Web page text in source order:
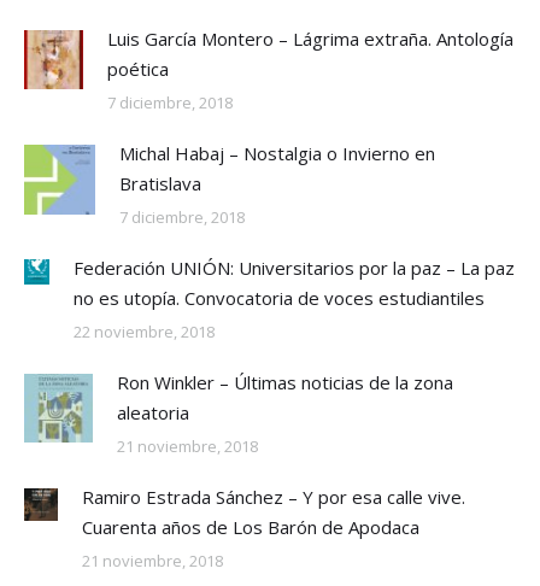
Luis García Montero – Lágrima extraña. Antología
poética
7 diciembre, 2018
Michal Habaj – Nostalgia o Invierno en
Bratislava
7 diciembre, 2018
Federación UNIÓN: Universitarios por la paz – La paz
no es utopía. Convocatoria de voces estudiantiles
22 noviembre, 2018
Ron Winkler – Últimas noticias de la zona
aleatoria
21 noviembre, 2018
Ramiro Estrada Sánchez – Y por esa calle vive.
Cuarenta años de Los Barón de Apodaca
21 noviembre, 2018